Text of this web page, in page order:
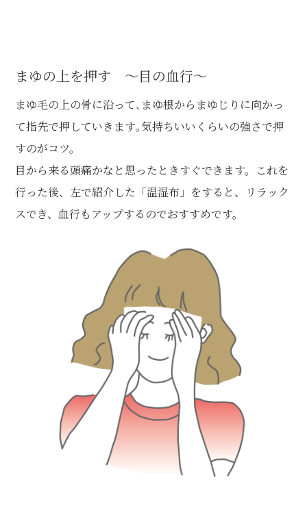
まゆの上を押す ～目の血行～
まゆ毛の上の骨に沿って､まゆ根からまゆじりに向かっ
て指先で押していきます｡気持ちいいくらいの強さで押
すのがコツ。
目から来る頭痛かなと思ったときすぐできます。これを
行った後、左で紹介した「温湿布」をすると、リラック
スでき、血行もアップするのでおすすめです。